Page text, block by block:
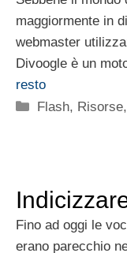
maggiormente in
webmaster
Divoogle è un
resto
Categorie
Flash, Risorse
Fino ad oggi le
erano parecchio